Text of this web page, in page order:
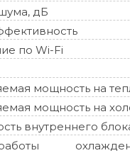
дБ
по Wi-Fi
мощность на
мощность на
внутреннего